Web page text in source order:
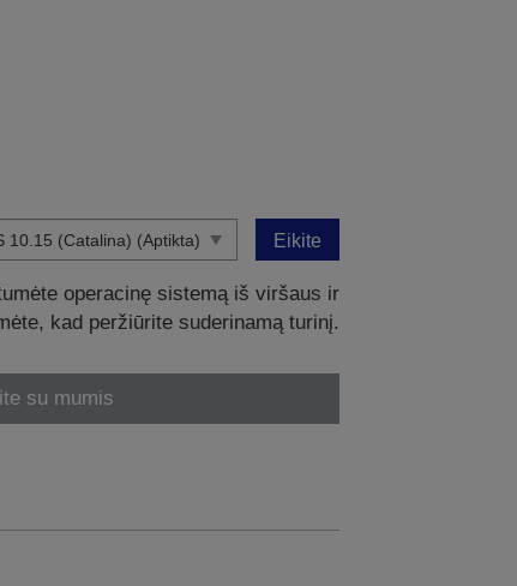
Eikite
operacinę sistemą iš viršaus ir
kad peržiūrite suderinamą turinį.
su mumis